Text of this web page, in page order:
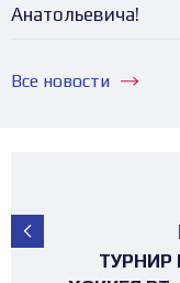
Анатольевича!
Все новости
ТУРНИР
ТУРНИР
ТУРНИР
ТУРНИР